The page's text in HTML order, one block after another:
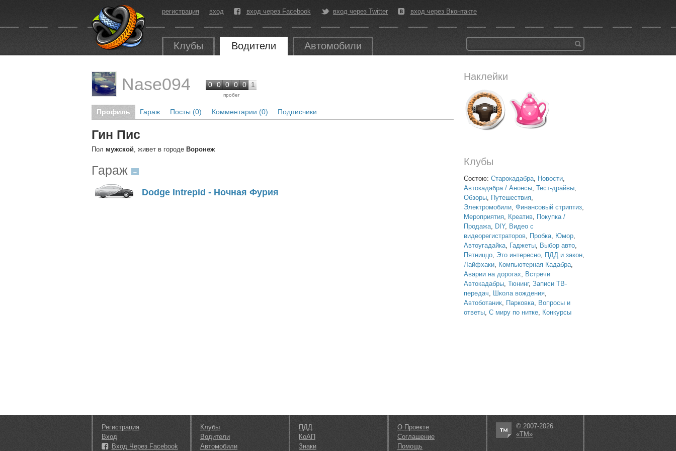
регистрация вход вход через Facebook вход через Twitter вход через Вконтакте
Клубы Водители Автомобили
Наклейки
Клубы
Состою: Старокадабра, Новости,
Автокадабра / Анонсы, Тест-драйвы,
Обзоры, Путешествия,
Электромобили, Финансовый стриптиз,
Мероприятия, Креатив, Покупка /
Продажа, DIY, Видео с
видеорегистраторов, Пробка, Юмор,
Автоугадайка, Гаджеты, Выбор авто,
Пятниццо, Это интересно, ПДД и закон,
Лайфхаки, Компьютерная Кадабра,
Аварии на дорогах, Встречи
Автокадабры, Тюнинг, Записи ТВ-
передач, Школа вождения,
Автоботаник, Парковка, Вопросы и
ответы, С миру по нитке, Конкурсы
Nase094 0 0 0 0 0 1
пробег
Профиль Гараж Посты (0) Комментарии (0) Подписчики
Гин Пис
Пол мужской, живет в городе Воронеж
Гараж →
Dodge Intrepid - Ночная Фурия
Регистрация
Вход
Вход Через Facebook
Клубы
Водители
Автомобили
ПДД
КоАП
Знаки
О Проекте
Соглашение
Помощь
© 2007-2026
«ТМ»